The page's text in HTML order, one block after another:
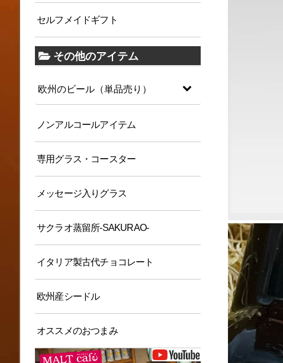
セルフメイドギフト
その他のアイテム
欧州のビール（単品売り）
ノンアルコールアイテム
専用グラス・コースター
メッセージ入りグラス
サクラオ蒸留所-SAKURAO-
イタリア製古代チョコレート
欧州産シードル
オススメのおつまみ